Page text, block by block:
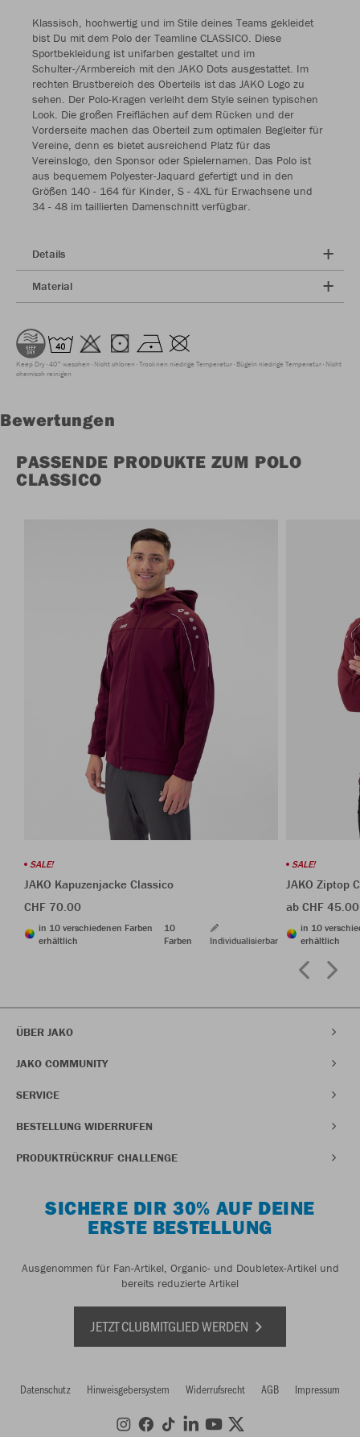
Klassisch, hochwertig und im Stile deines Teams gekleidet
bist Du mit dem Polo der Teamline CLASSICO. Diese
Sportbekleidung ist unifarben gestaltet und im
Schulter-/Armbereich mit den JAKO Dots ausgestattet. Im
rechten Brustbereich des Oberteils ist das JAKO Logo zu
sehen. Der Polo-Kragen verleiht dem Style seinen typischen
Look. Die großen Freiflächen auf dem Rücken und der
Vorderseite machen das Oberteil zum optimalen Begleiter für
Vereine, denn es bietet ausreichend Platz für das
Vereinslogo, den Sponsor oder Spielernamen. Das Polo ist
aus bequemem Polyester-Jaquard gefertigt und in den
Größen 140 - 164 für Kinder, S - 4XL für Erwachsene und
34 - 48 im taillierten Damenschnitt verfügbar.
Details
Material
Keep Dry 40° waschen Nicht chloren Trocknen niedrige Temperatur Bügeln niedrige Temperatur Nicht
chemisch reinigen
Bewertungen
PASSENDE PRODUKTE ZUM POLO
CLASSICO
SALE!
JAKO Kapuzenjacke Classico
CHF 70.00
in 10 verschiedenen Farben
erhältlich
10
Farben
Individualisierbar
SALE!
JAKO Ziptop
ab CHF 45.00
in 10
erhältlich
ÜBER JAKO
JAKO COMMUNITY
SERVICE
BESTELLUNG WIDERRUFEN
PRODUKTRÜCKRUF CHALLENGE
SICHERE DIR 30% AUF DEINE
ERSTE BESTELLUNG
Ausgenommen für Fan-Artikel, Organic- und Doubletex-Artikel und
bereits reduzierte Artikel
JETZT CLUBMITGLIED WERDEN
Datenschutz Hinweisgebersystem Widerrufsrecht AGB Impressum